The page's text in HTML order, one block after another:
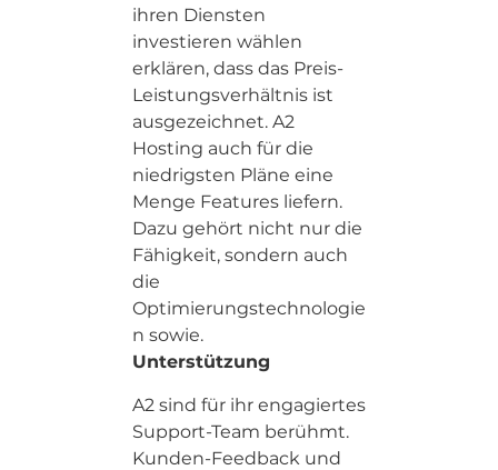
ihren Diensten
investieren wählen
erklären, dass das Preis-
Leistungsverhältnis ist
ausgezeichnet. A2
Hosting auch für die
niedrigsten Pläne eine
Menge Features liefern.
Dazu gehört nicht nur die
Fähigkeit, sondern auch
die
Optimierungstechnologie
n sowie.
Unterstützung
A2 sind für ihr engagiertes
Support-Team berühmt.
Kunden-Feedback und